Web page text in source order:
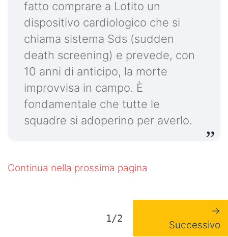
fatto comprare a Lotito un
dispositivo cardiologico che si
chiama sistema Sds (sudden
death screening) e prevede, con
10 anni di anticipo, la morte
improvvisa in campo. È
fondamentale che tutte le
squadre si adoperino per averlo.
Continua nella prossima pagina
1/2
→
Successivo